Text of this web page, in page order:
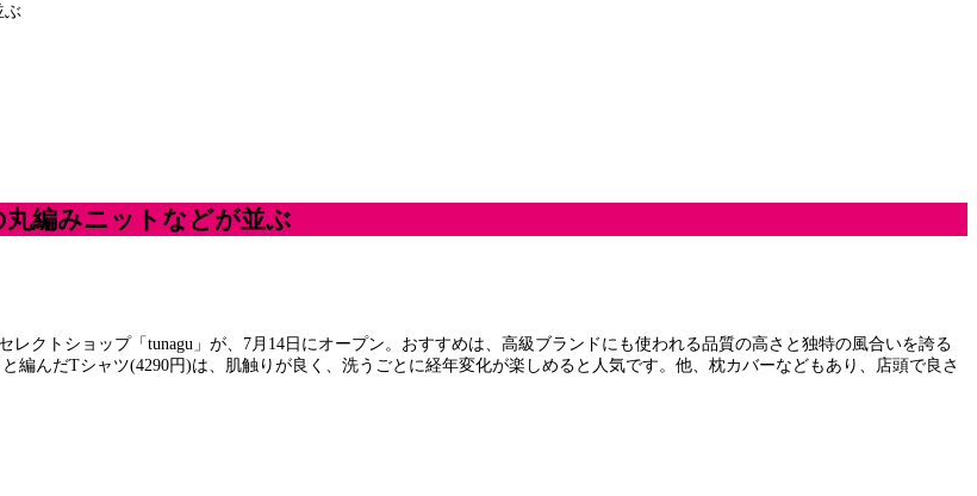
ぶ
編みニットなどが並ぶ
クトショップ「tunagu」が、7月14日にオープン。おすすめは、高級ブランドにも使われる品質の高さと独特の風合いを誇る
んだTシャツ(4290円)は、肌触りが良く、洗うごとに経年変化が楽しめると人気です。他、枕カバーなどもあり、店頭で良さ